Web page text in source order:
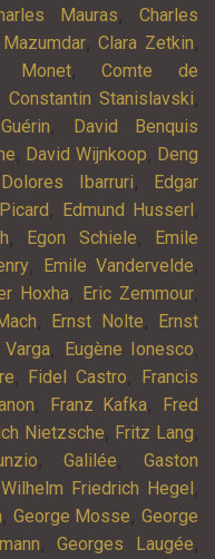
Mauras, Charles
,Clara Zetkin,
Monet,Comte de
Constantin Stanislavski,
,
David Benquis
, David Wijnkoop, Deng
Dolores Ibarruri,
Edgar
, Edmund Husserl ,
, Egon Schiele,
Emile
, Emile Vandervelde,
Hoxha, Eric Zemmour,
, Ernst Nolte,
Ernst
Varga, Eugène Ionesco,
, Fidel Castro,
Francis
, Franz Kafka,
Fred
Nietzsche, Fritz Lang,
,Galilée,Gaston
Friedrich Hegel ,
, George Mosse,George
,Georges Laugée,